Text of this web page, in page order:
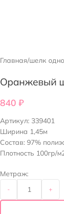
Главная/шелк
Оранжевый
840 ₽
Артикул: 339401
Ширина 1,45м
Состав: 97%
Плотность 100гр/
Метраж:
- +